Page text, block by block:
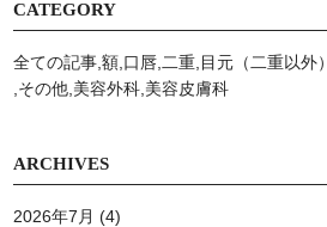
CATEGORY
全ての記事 額 口唇 二重 目元（二重以外）
その他 美容外科 美容⽪膚科
ARCHIVES
2026年7月 (4)